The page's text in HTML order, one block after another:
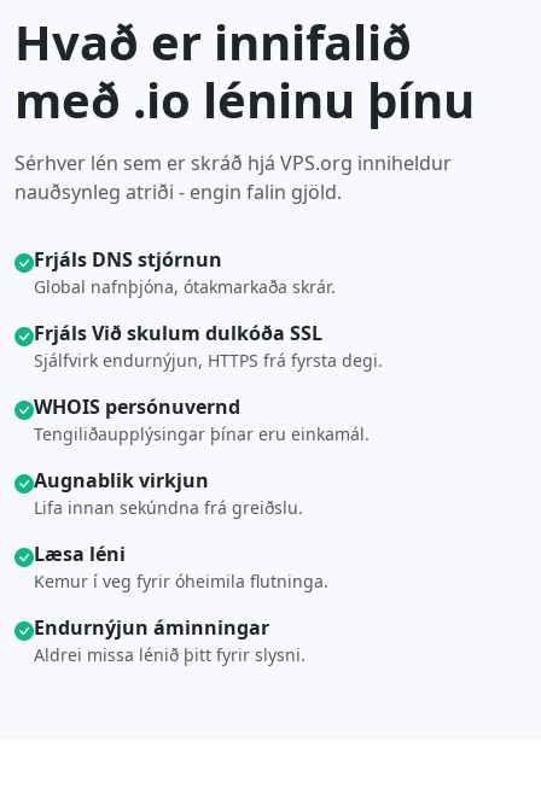
Hvað er innifalið
með .io léninu þínu
Sérhver lén sem er skráð hjá VPS.org inniheldur
nauðsynleg atriði - engin falin gjöld.
Frjáls DNS stjórnun
Global nafnþjóna, ótakmarkaða skrár.
Frjáls Við skulum dulkóða SSL
Sjálfvirk endurnýjun, HTTPS frá fyrsta degi.
WHOIS persónuvernd
Tengiliðaupplýsingar þínar eru einkamál.
Augnablik virkjun
Lifa innan sekúndna frá greiðslu.
Læsa léni
Kemur í veg fyrir óheimila flutninga.
Endurnýjun áminningar
Aldrei missa lénið þitt fyrir slysni.